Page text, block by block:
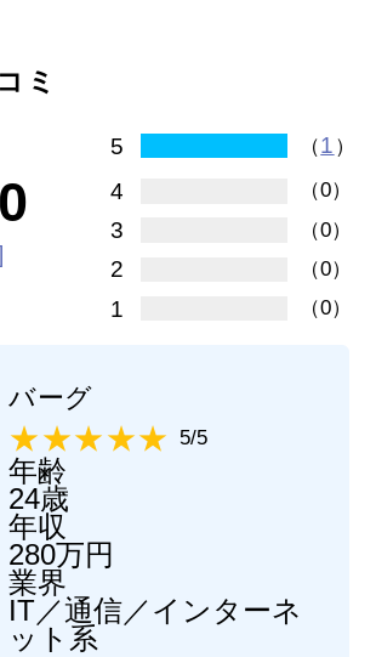
ミ
5 （1 ）
4 （0）
3 （0）
2 （0）
1 （0）
バーグ
5/5
年齢
24歳
年収
280万円
業界
IT／通信／インターネ
ット系